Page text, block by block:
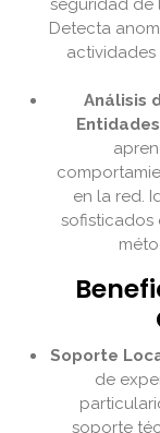
seguridad de
Detecta
actividades
Análisis
Entidades
en la red.
sofisticados
Soporte
de
soporte